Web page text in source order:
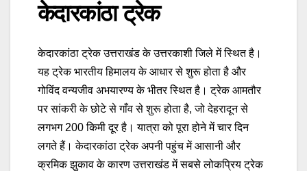
केदारकांठा ट्रेक
केदारकांठा ट्रेक उत्तराखंड के उत्तरकाशी जिले में स्थित है।
यह ट्रेक भारतीय हिमालय के आधार से शुरू होता है और
गोविंद वन्यजीव अभयारण्य के भीतर स्थित है। ट्रेक आमतौर
पर सांकरी के छोटे से गाँव से शुरू होता है, जो देहरादून से
लगभग 200 किमी दूर है। यात्रा को पूरा होने में चार दिन
लगते हैं। केदारकांठा ट्रेक अपनी पहुंच में आसानी और
क्रमिक झुकाव के कारण उत्तराखंड में सबसे लोकप्रिय ट्रेक